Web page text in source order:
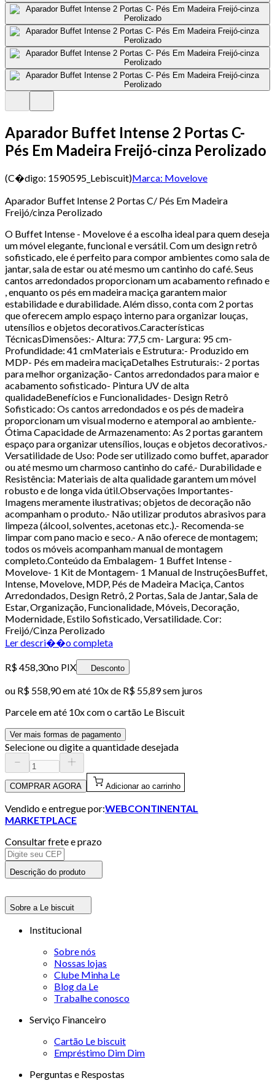
Aparador Buffet Intense 2 Portas C-
Pés Em Madeira Freijó-cinza Perolizado
(C�digo: 1590595_Lebiscuit)Marca: Movelove
Aparador Buffet Intense 2 Portas C/ Pés Em Madeira
Freijó/cinza Perolizado
O Buffet Intense - Movelove é a escolha ideal para quem deseja
um móvel elegante, funcional e versátil. Com um design retrô
sofisticado, ele é perfeito para compor ambientes como sala de
jantar, sala de estar ou até mesmo um cantinho do café. Seus
cantos arredondados proporcionam um acabamento refinado e
, enquanto os pés em madeira maciça garantem maior
estabilidade e durabilidade. Além disso, conta com 2 portas
que oferecem amplo espaço interno para organizar louças,
utensílios e objetos decorativos.Características
TécnicasDimensões:- Altura: 77,5 cm- Largura: 95 cm-
Profundidade: 41 cmMateriais e Estrutura:- Produzido em
MDP- Pés em madeira maciçaDetalhes Estruturais:- 2 portas
para melhor organização- Cantos arredondados para maior e
acabamento sofisticado- Pintura UV de alta
qualidadeBenefícios e Funcionalidades- Design Retrô
Sofisticado: Os cantos arredondados e os pés de madeira
proporcionam um visual moderno e atemporal ao ambiente.-
Ótima Capacidade de Armazenamento: As 2 portas garantem
espaço para organizar utensílios, louças e objetos decorativos.-
Versatilidade de Uso: Pode ser utilizado como buffet, aparador
ou até mesmo um charmoso cantinho do café.- Durabilidade e
Resistência: Materiais de alta qualidade garantem um móvel
robusto e de longa vida útil.Observações Importantes-
Imagens meramente ilustrativas; objetos de decoração não
acompanham o produto.- Não utilizar produtos abrasivos para
limpeza (álcool, solventes, acetonas etc.).- Recomenda-se
limpar com pano macio e seco.- A não oferece de montagem;
todos os móveis acompanham manual de montagem
completo.Conteúdo da Embalagem- 1 Buffet Intense -
Movelove- 1 Kit de Montagem- 1 Manual de InstruçõesBuffet,
Intense, Movelove, MDP, Pés de Madeira Maciça, Cantos
Arredondados, Design Retrô, 2 Portas, Sala de Jantar, Sala de
Estar, Organização, Funcionalidade, Móveis, Decoração,
Modernidade, Estilo Sofisticado, Versatilidade. Cor:
Freijó/Cinza Perolizado
Ler descri��o completa
R$ 458,30no PIX Desconto
ou R$ 558,90em até 10x de R$ 55,89 sem juros
Parcele em até 10x com o cartão Le Biscuit
Ver mais formas de pagamento
Selecione ou digite a quantidade desejada
COMPRAR AGORA Adicionar ao carrinho
Vendido e entregue por:WEBCONTINENTAL
MARKETPLACE
Consultar frete e prazo
Descrição do produto
Sobre a Le biscuit
Institucional
Sobre nós
Nossas lojas
Clube Minha Le
Blog da Le
Trabalhe conosco
Serviço Financeiro
Cartão Le biscuit
Empréstimo Dim Dim
Perguntas e Respostas